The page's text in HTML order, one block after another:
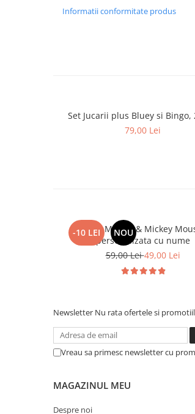
Informatii conformitate produs
Set Jucarii plus Bluey si Bingo,
79,00 Lei
-10 LEI NOU
Cana Minnie & Mickey
personalizata cu nume
59,00 Lei49,00 Lei
Newsletter Nu rata ofertele si
Vreau sa primesc newsletter cu
MAGAZINUL MEU
Despre noi